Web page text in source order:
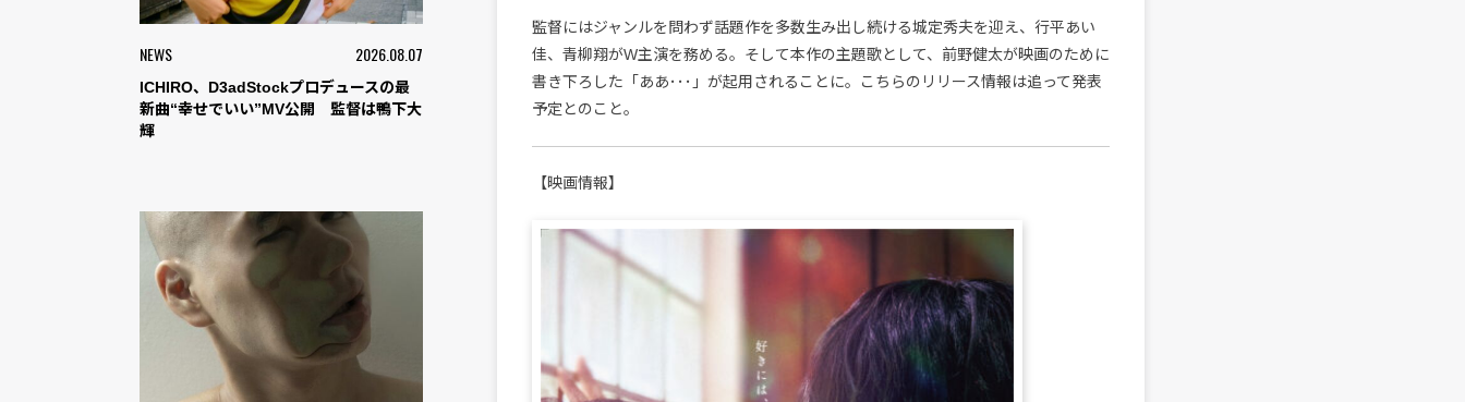
NEWS 2026.08.07
ICHIRO、D3adStockプロデュースの最
新曲“幸せでいい”MV公開 監督は鴨下大
輝
監督にはジャンルを問わず話題作を多数生み出し続ける城定秀夫を迎え、行平あい
佳、青柳翔がW主演を務める。そして本作の主題歌として、前野健太が映画のために
書き下ろした「ああ･･･」が起用されることに。こちらのリリース情報は追って発表
予定とのこと。
【映画情報】